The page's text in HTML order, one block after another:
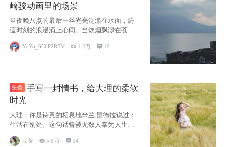
崎骏动画里的场景
当夜晚八点的最后一丝光亮泛滥在水面，蔚
蓝时刻的浪漫涌上心间。当炊烟飘渺在苍山
YoYo_6C6P2R7V  1.4万  19
手写一封情书，给大理的柔软
时光
大理：你是诗意的栖息地米兰 昆德拉说过：
生活在别处。这句话曾被无数人奉为人生信
条，并
滢萱 5.8万 34